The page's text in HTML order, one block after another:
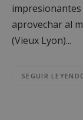
aprovechar al
(Vieux Lyon)...
SEGUIR